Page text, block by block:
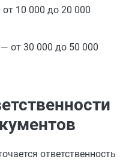
10 000 до 20 000
от 30 000 до 50 000
ответственность